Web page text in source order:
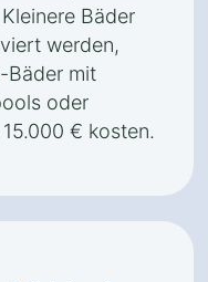
Bäder
werden,
Bäder mit
oder
€ kosten.